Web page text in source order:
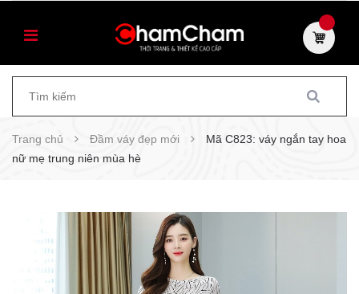
Trang chủ Đầm váy đẹp mới
Mã C823: váy ngắn tay hoa
nữ mẹ trung niên mùa hè